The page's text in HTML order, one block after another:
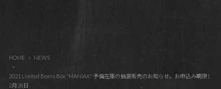
HOME NEWS
2021 Limited Beans Box "MANIAX" 予備在庫の抽選販売のお知らせ。お申込み期限1
2月28日